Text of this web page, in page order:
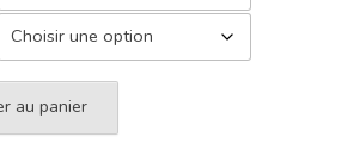
au panier